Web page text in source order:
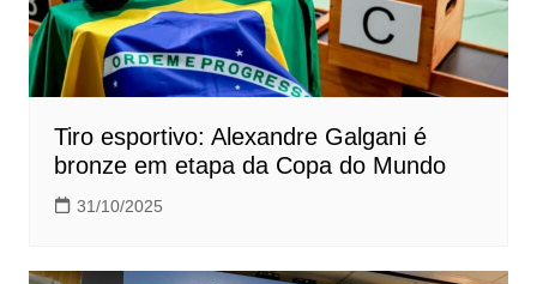
Tiro esportivo: Alexandre Galgani é
bronze em etapa da Copa do Mundo
31/10/2025